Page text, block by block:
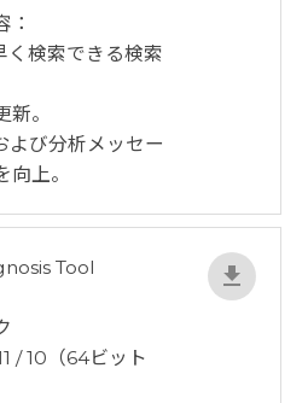
：
く検索できる検索
。
よび分析メッセー
上。
Tool
/ 10（64ビット